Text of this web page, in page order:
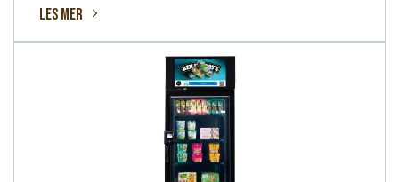
Les mer